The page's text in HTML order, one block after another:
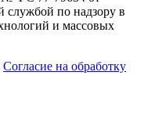
службой по надзору в
и массовых
Согласие на обработку